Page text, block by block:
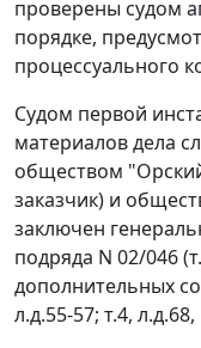
проверены судом
порядке,
процессуального
Судом первой
материалов дела
обществом
заказчик) и
заключен
подряда N 02/046
дополнительных
л.д.55-57; т.4, л.д.68,